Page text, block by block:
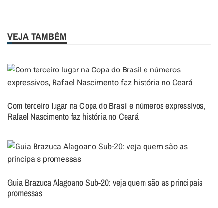
VEJA TAMBÉM
Com terceiro lugar na Copa do Brasil e números expressivos,
Rafael Nascimento faz história no Ceará
Guia Brazuca Alagoano Sub-20: veja quem são as principais
promessas